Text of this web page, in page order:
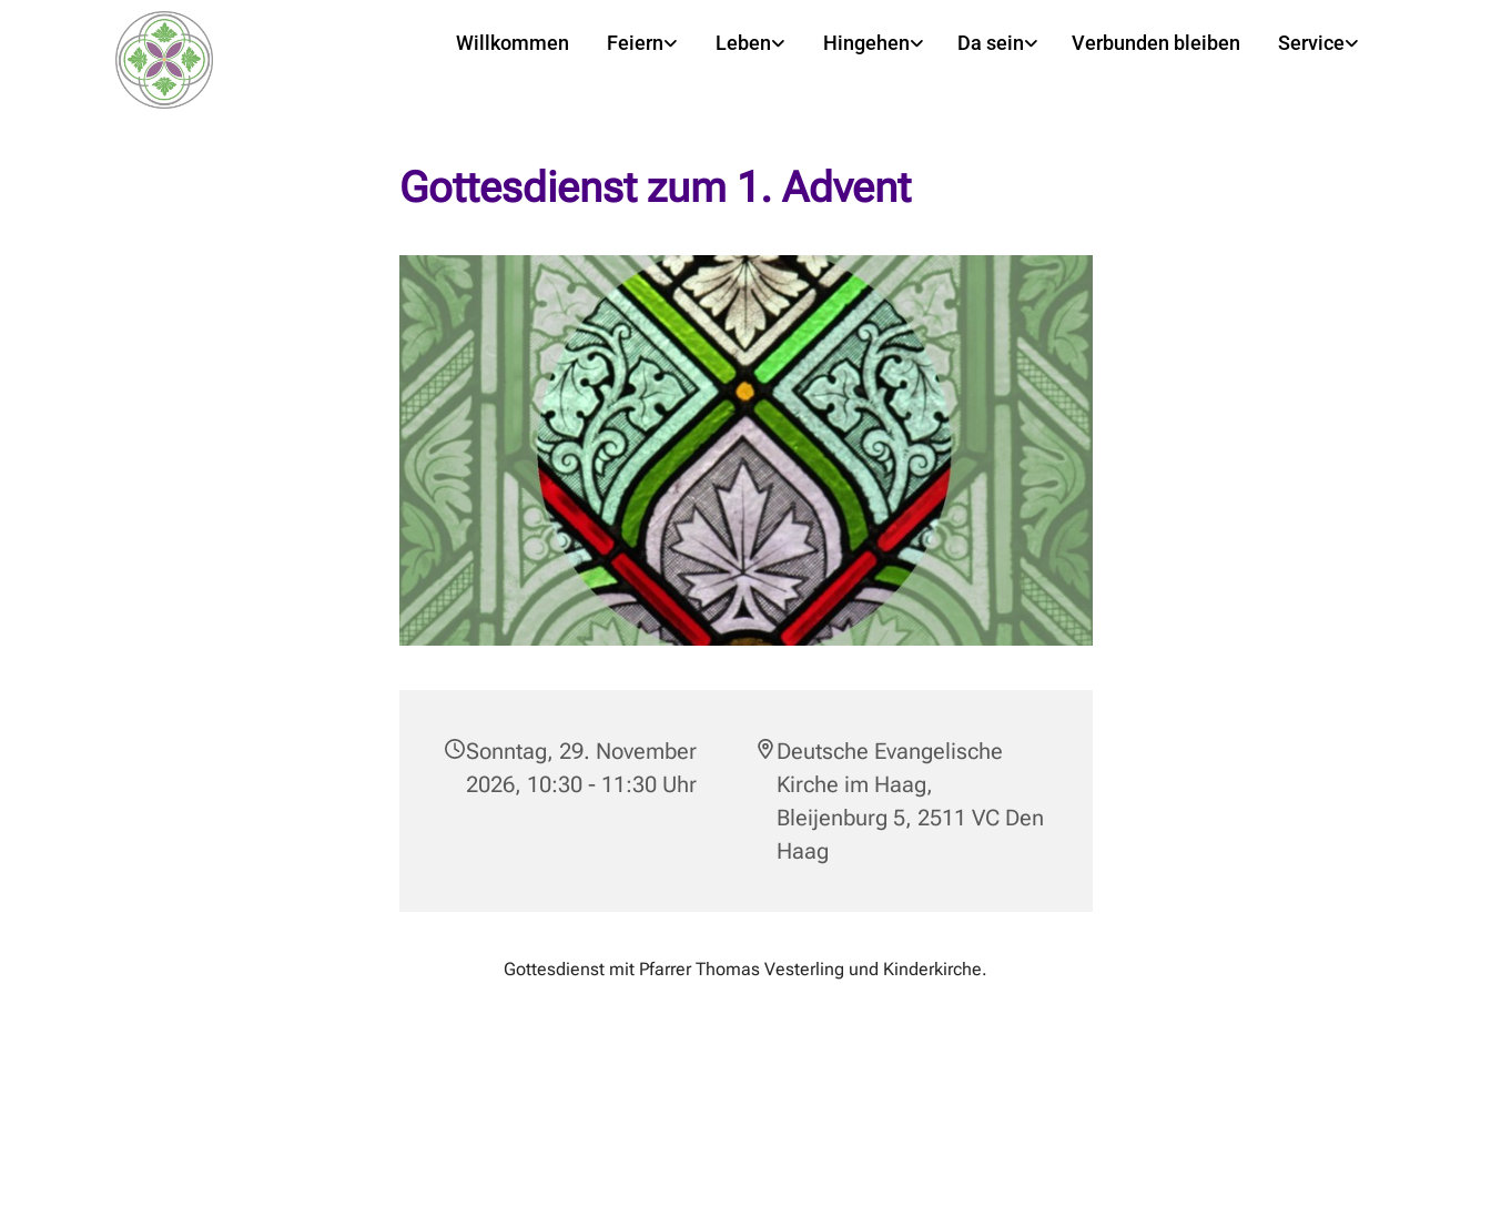
Willkommen Feiern Leben Hingehen Da sein Verbunden bleiben Service
Gottesdienst zum 1. Advent
Sonntag, 29. November
2026, 10:30 - 11:30 Uhr
Deutsche Evangelische
Kirche im Haag,
Bleijenburg 5, 2511 VC Den
Haag
Gottesdienst mit Pfarrer Thomas Vesterling und Kinderkirche.